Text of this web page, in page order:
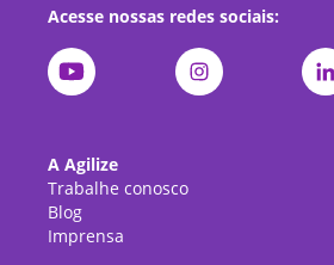
Acesse nossas redes sociais:
A Agilize
Trabalhe conosco
Blog
Imprensa